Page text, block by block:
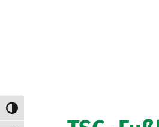
Umschalten auf hohe Kontraste